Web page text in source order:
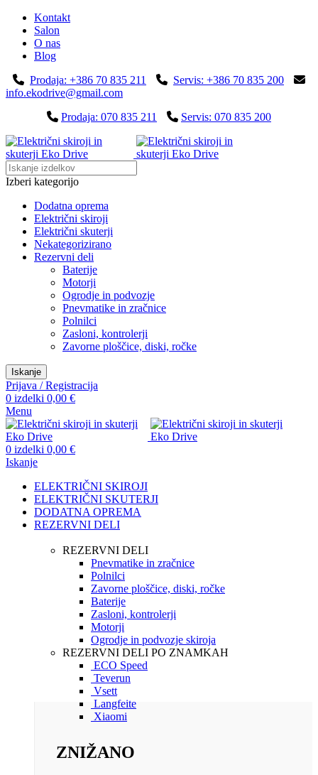
Kontakt
Salon
O nas
Blog
Prodaja: +386 70 835 211
Servis: +386 70 835 200
info.ekodrive@gmail.com
Prodaja: 070 835 211
Servis: 070 835 200
Izberi kategorijo
Dodatna oprema
Električni skiroji
Električni skuterji
Nekategorizirano
Rezervni deli
Baterije
Motorji
Ogrodje in podvozje
Pnevmatike in zračnice
Polnilci
Zasloni, kontrolerji
Zavorne ploščice, diski, ročke
Iskanje
Prijava / Registracija
0 izdelki 0,00 €
Menu
0 izdelki 0,00 €
Iskanje
ELEKTRIČNI SKIROJI
ELEKTRIČNI SKUTERJI
DODATNA OPREMA
REZERVNI DELI
REZERVNI DELI
Pnevmatike in zračnice
Polnilci
Zavorne ploščice, diski, ročke
Baterije
Zasloni, kontrolerji
Motorji
Ogrodje in podvozje skiroja
REZERVNI DELI PO ZNAMKAH
ECO Speed
Teverun
Vsett
Langfeite
Xiaomi
ZNIŽANO